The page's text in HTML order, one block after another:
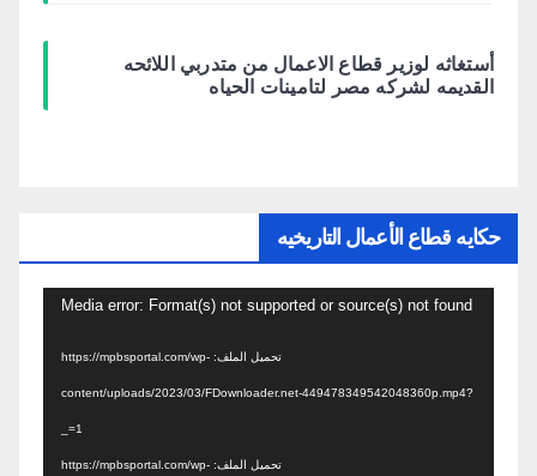
أستغاثه لوزير قطاع الاعمال من متدربي اللائحه
القديمه لشركه مصر لتامينات الحياه
حكايه قطاع الأعمال التاريخيه
مشغل
Media error: Format(s) not supported or source(s) not found
تحميل الملف: https://mpbsportal.com/wp-
content/uploads/2023/03/FDownloader.net-449478349542048360p.mp4?
_=1
تحميل الملف: https://mpbsportal.com/wp-